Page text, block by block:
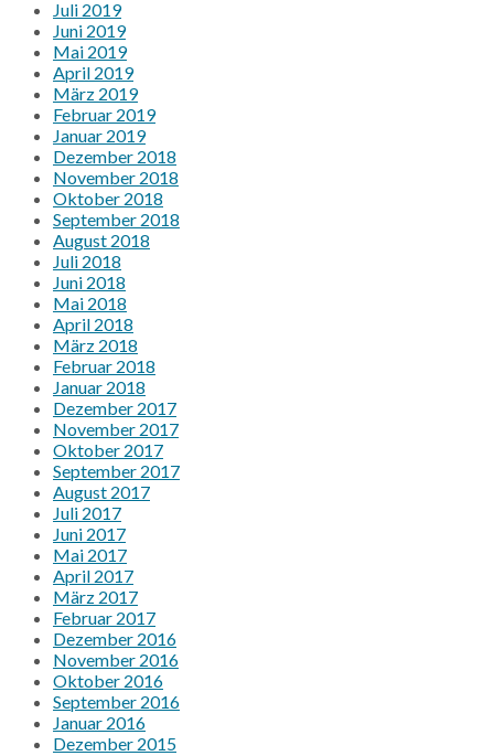
Juli 2019
Juni 2019
Mai 2019
April 2019
März 2019
Februar 2019
Januar 2019
Dezember 2018
November 2018
Oktober 2018
September 2018
August 2018
Juli 2018
Juni 2018
Mai 2018
April 2018
März 2018
Februar 2018
Januar 2018
Dezember 2017
November 2017
Oktober 2017
September 2017
August 2017
Juli 2017
Juni 2017
Mai 2017
April 2017
März 2017
Februar 2017
Dezember 2016
November 2016
Oktober 2016
September 2016
Januar 2016
Dezember 2015